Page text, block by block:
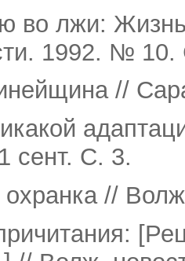
во лжи:
1992. № 10.
//
сент. С. 3.
охранка //